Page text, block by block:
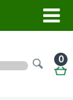
0